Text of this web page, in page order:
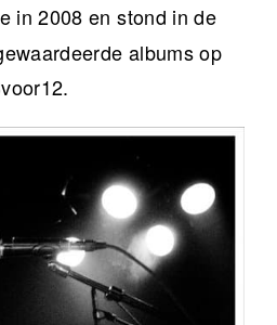
in 2008 en stond in de
albums op